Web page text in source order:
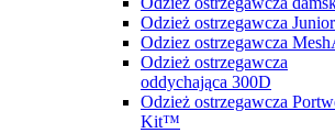
Odzież ostrzegawcza Junior
Odziez ostrzegawcza
Odzież ostrzegawcza
oddychająca 300D
Odzież ostrzegawcza
Kit™